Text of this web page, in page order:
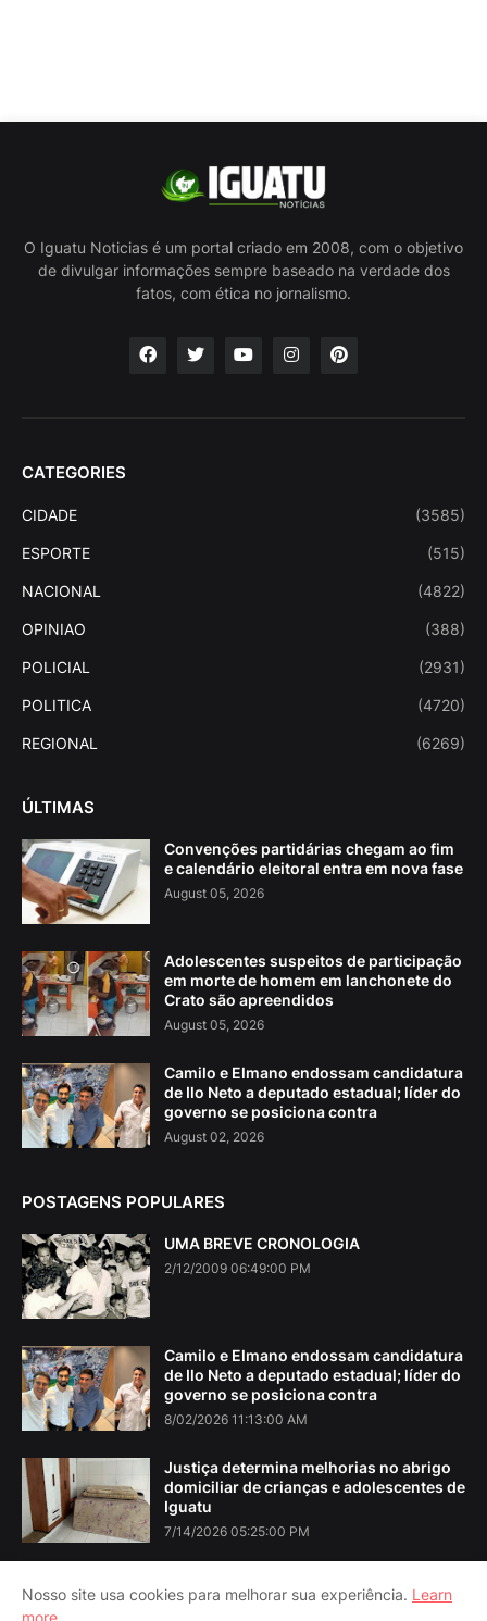
O Iguatu Noticias é um portal criado em 2008, com o objetivo
de divulgar informações sempre baseado na verdade dos
fatos, com ética no jornalismo.
CATEGORIES
CIDADE (3585)
ESPORTE (515)
NACIONAL (4822)
OPINIAO (388)
POLICIAL (2931)
POLITICA (4720)
REGIONAL (6269)
ÚLTIMAS
Convenções partidárias chegam ao fim
e calendário eleitoral entra em nova fase
August 05, 2026
Adolescentes suspeitos de participação
em morte de homem em lanchonete do
Crato são apreendidos
August 05, 2026
Camilo e Elmano endossam candidatura
de Ilo Neto a deputado estadual; líder do
governo se posiciona contra
August 02, 2026
POSTAGENS POPULARES
UMA BREVE CRONOLOGIA
2/12/2009 06:49:00 PM
Camilo e Elmano endossam candidatura
de Ilo Neto a deputado estadual; líder do
governo se posiciona contra
8/02/2026 11:13:00 AM
Justiça determina melhorias no abrigo
domiciliar de crianças e adolescentes de
Iguatu
7/14/2026 05:25:00 PM
Nosso site usa cookies para melhorar sua experiência. Learn
more